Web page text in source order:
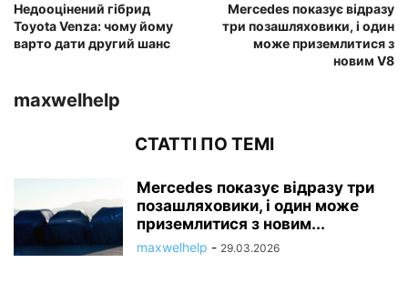
Недооцінений гібрид
Toyota Venza: чому йому
варто дати другий шанс
Mercedes показує відразу
три позашляховики, і один
може приземлитися з
новим V8
maxwelhelp
СТАТТІ ПО ТЕМІ
Mercedes показує відразу три
позашляховики, і один може
приземлитися з новим...
maxwelhelp - 29.03.2026